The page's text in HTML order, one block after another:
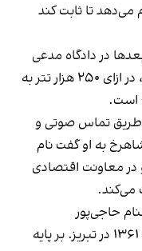
تا ثابت کند
در دادگاه مدعی
شد این توکن‌ها را چند ماه پیش در آبان، در ازای ۲۵۰ هزار تتر به
است.
طریق تماس صوتی و
به او گفت نام
معاونت اقتصادی
می‌کند.
حاجی‌پور
خیره‌مسجدی است، متولد سوم تیرماه ۱۳۶۱ در تبریز. بر پایه